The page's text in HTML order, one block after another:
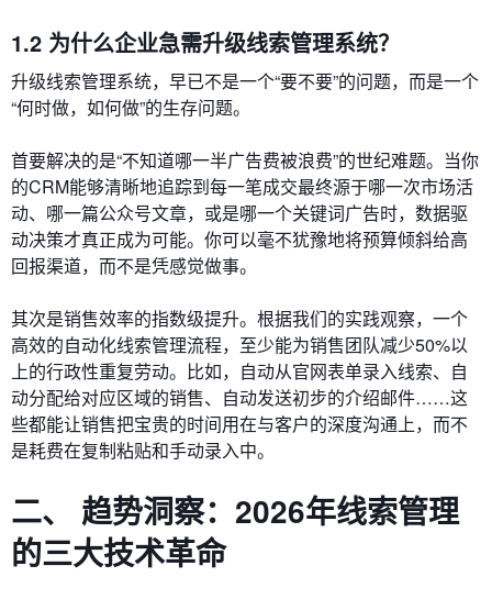
1.2 为什么企业急需升级线索管理系统？
升级线索管理系统，早已不是一个“要不要”的问题，而是一个
“何时做，如何做”的生存问题。
首要解决的是“不知道哪一半广告费被浪费”的世纪难题。当你
的CRM能够清晰地追踪到每一笔成交最终源于哪一次市场活
动、哪一篇公众号文章，或是哪一个关键词广告时，数据驱
动决策才真正成为可能。你可以毫不犹豫地将预算倾斜给高
回报渠道，而不是凭感觉做事。
其次是销售效率的指数级提升。根据我们的实践观察，一个
高效的自动化线索管理流程，至少能为销售团队减少50%以
上的行政性重复劳动。比如，自动从官网表单录入线索、自
动分配给对应区域的销售、自动发送初步的介绍邮件……这
些都能让销售把宝贵的时间用在与客户的深度沟通上，而不
是耗费在复制粘贴和手动录入中。
二、 趋势洞察：2026年线索管理
的三大技术革命